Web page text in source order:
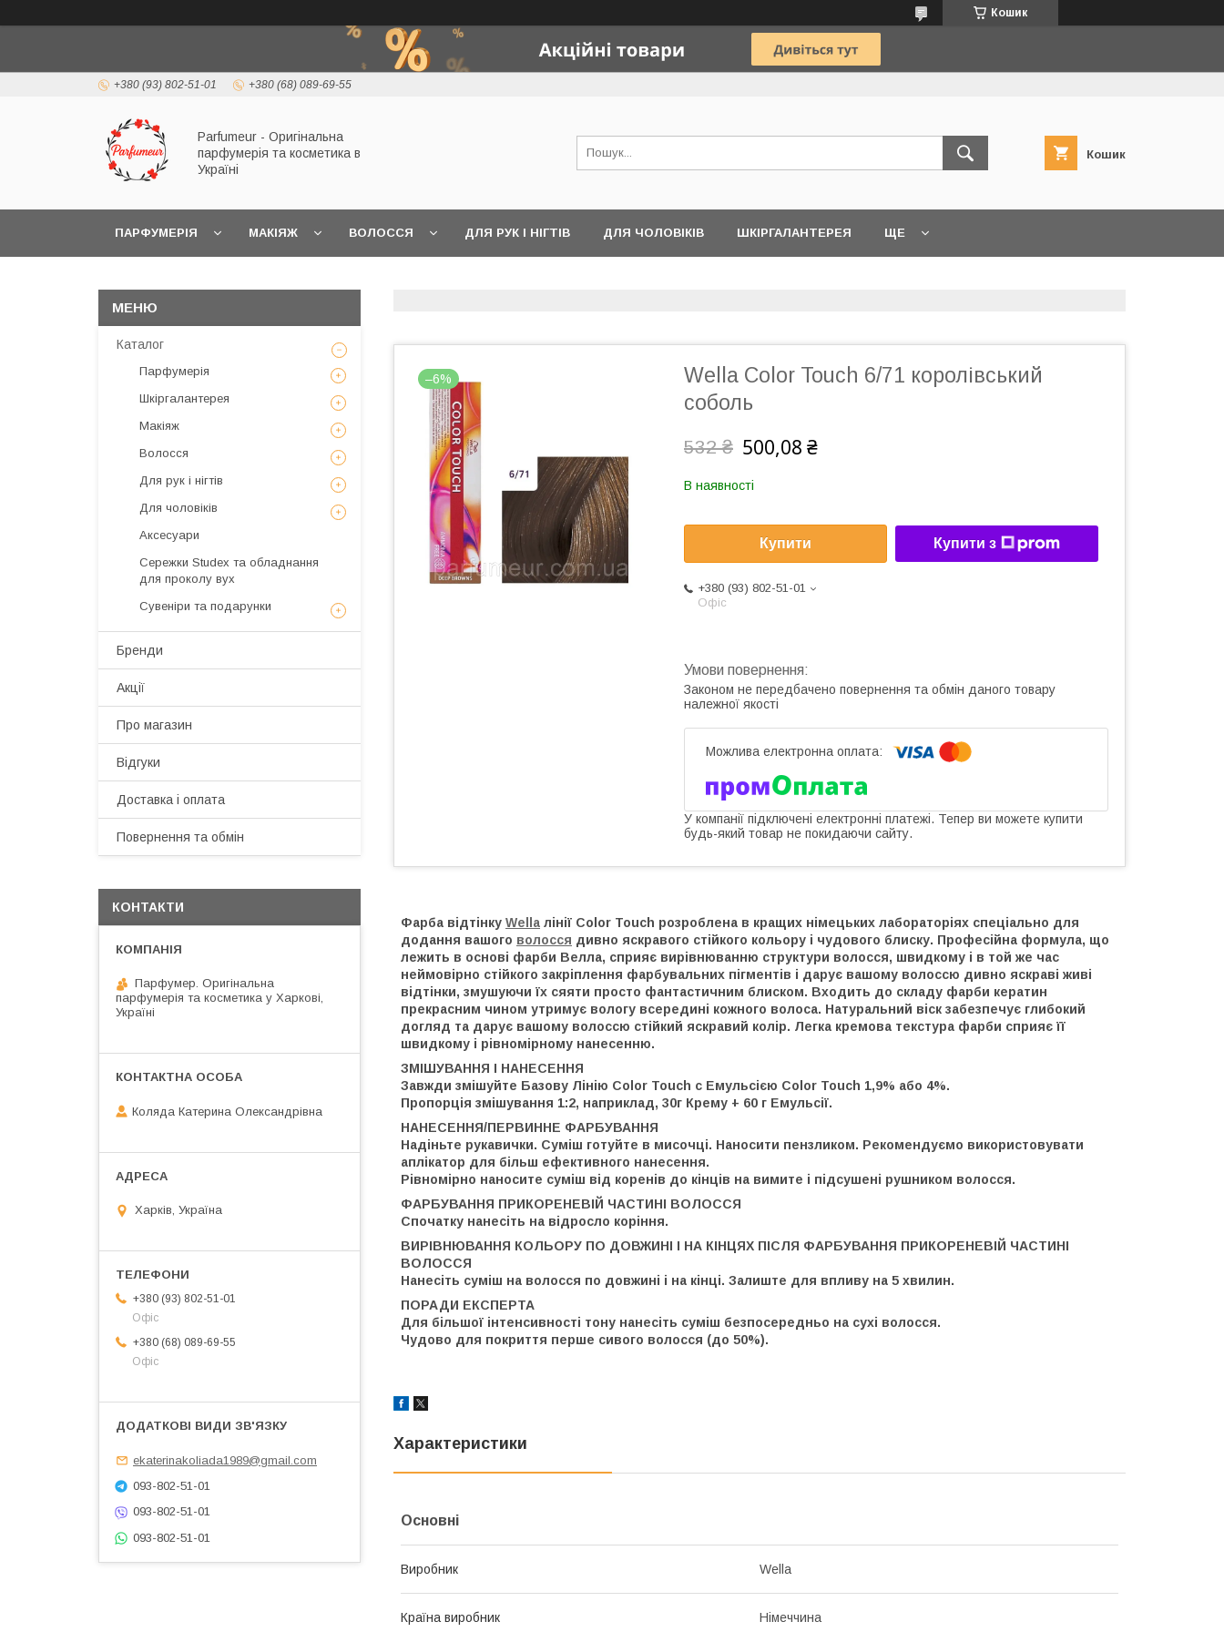
Кошик
+380 (93) 802-51-01 +380 (68) 089-69-55
Parfumeur - Оригінальна
парфумерія та косметика в
Україні
Кошик
ПАРФУМЕРІЯ МАКІЯЖ ВОЛОССЯ ДЛЯ РУК І НІГТІВ ДЛЯ ЧОЛОВІКІВ ШКІРГАЛАНТЕРЕЯ ЩЕ
–6%
Wella Color Touch 6/71 королівський
соболь
532 ₴ 500,08 ₴
В наявності
Купити Купити з
+380 (93) 802-51-01
Офіс
Законом не передбачено повернення та обмін даного товару
належної якості
У компанії підключені електронні платежі. Тепер ви можете купити
будь-який товар не покидаючи сайту.
Фарба відтінку Wella лінії Color Touch розроблена в кращих німецьких лабораторіях спеціально для
додання вашого волосся дивно яскравого стійкого кольору і чудового блиску. Професійна формула, що
лежить в основі фарби Велла, сприяє вирівнюванню структури волосся, швидкому і в той же час
неймовірно стійкого закріплення фарбувальних пігментів і дарує вашому волоссю дивно яскраві живі
відтінки, змушуючи їх сяяти просто фантастичним блиском. Входить до складу фарби кератин
прекрасним чином утримує вологу всередині кожного волоса. Натуральний віск забезпечує глибокий
догляд та дарує вашому волоссю стійкий яскравий колір. Легка кремова текстура фарби сприяє її
швидкому і рівномірному нанесенню.
ЗМІШУВАННЯ І НАНЕСЕННЯ
Завжди змішуйте Базову Лінію Color Touch c Емульсією Color Touch 1,9% або 4%.
Пропорція змішування 1:2, наприклад, 30г Крему + 60 г Емульсії.
НАНЕСЕННЯ/ПЕРВИННЕ ФАРБУВАННЯ
Надіньте рукавички. Суміш готуйте в мисочці. Наносити пензликом. Рекомендуємо використовувати
аплікатор для більш ефективного нанесення.
Рівномірно наносите суміш від коренів до кінців на вимите і підсушені рушником волосся.
ФАРБУВАННЯ ПРИКОРЕНЕВІЙ ЧАСТИНІ ВОЛОССЯ
Спочатку нанесіть на відросло коріння.
ВИРІВНЮВАННЯ КОЛЬОРУ ПО ДОВЖИНІ І НА КІНЦЯХ ПІСЛЯ ФАРБУВАННЯ ПРИКОРЕНЕВІЙ ЧАСТИНІ
ВОЛОССЯ
Нанесіть суміш на волосся по довжині і на кінці. Залиште для впливу на 5 хвилин.
ПОРАДИ ЕКСПЕРТА
Для більшої інтенсивності тону нанесіть суміш безпосередньо на сухі волосся.
Чудово для покриття перше сивого волосся (до 50%).
Характеристики
Основні
Виробник Wella
Країна виробник Німеччина
Каталог
Парфумерія
Шкіргалантерея
Макіяж
Волосся
Для рук і нігтів
Для чоловіків
Аксесуари
Сережки Studex та обладнання
для проколу вух
Сувеніри та подарунки
Бренди
Акції
Про магазин
Відгуки
Доставка і оплата
Повернення та обмін
КОНТАКТИ
Парфумер. Оригінальна
парфумерія та косметика у Харкові,
Україні
Коляда Катерина Олександрівна
Харків, Україна
+380 (93) 802-51-01
Офіс
+380 (68) 089-69-55
Офіс
ekaterinakoliada1989@gmail.com
093-802-51-01
093-802-51-01
093-802-51-01